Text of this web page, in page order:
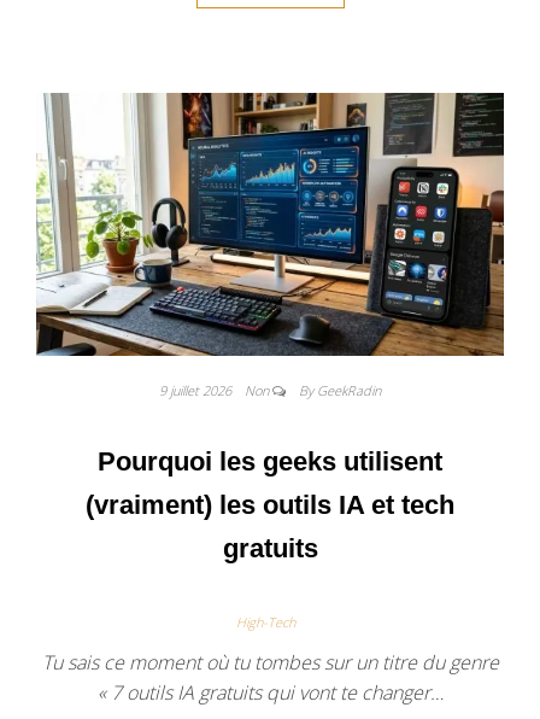
9 juillet 2026 Non By GeekRadin
Pourquoi les geeks utilisent
(vraiment) les outils IA et tech
gratuits
High-Tech
Tu sais ce moment où tu tombes sur un titre du genre
« 7 outils IA gratuits qui vont te changer…